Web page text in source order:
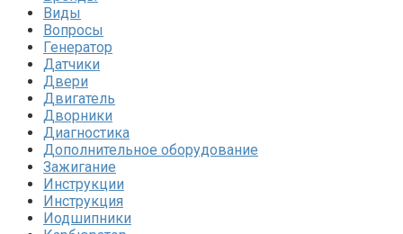
Виды
Вопросы
Генератор
Датчики
Двери
Двигатель
Дворники
Диагностика
Дополнительное оборудование
Зажигание
Инструкции
Инструкция
Иодшипники